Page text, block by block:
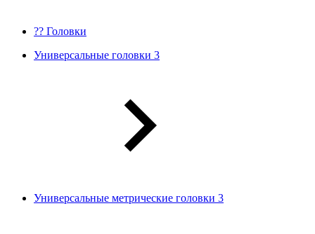
?? Головки
Универсальные головки 3
Универсальные метрические головки 3